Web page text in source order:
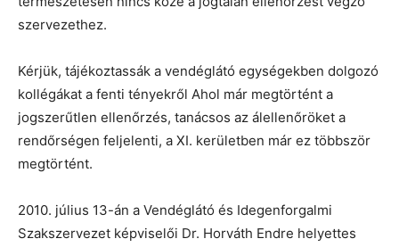
szervezethez.
Kérjük, tájékoztassák a vendéglátó egységekben dolgozó
kollégákat a fenti tényekről Ahol már megtörtént a
jogszerűtlen ellenőrzés, tanácsos az álellenőröket a
rendőrségen feljelenti, a XI. kerületben már ez többször
megtörtént.
2010. július 13-án a Vendéglátó és Idegenforgalmi
Szakszervezet képviselői Dr. Horváth Endre helyettes